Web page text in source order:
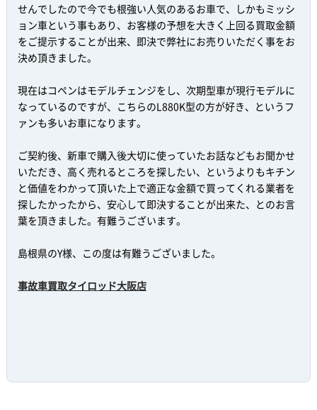
せんでしたので今でも根強い人気のあるお車で、しかもミッシ
ョン車という事もあり、お客様の予想を大きく上回る買取金額
をご提示することが出来、即決で弊社にお売りいただく事をお
決め頂きました。
現在はコペンはモデルチェンジをし、次期型車が現行モデルに
なっているのですが、こちらのL880K型の方が好き、というフ
ァンも多いお車になります。
ご契約後、新車で購入後大切に使っていたお話などもお聞かせ
いただき、高く売れるところを探したい、というよりもキチン
と価値をわかって頂いた上で適正な金額で買ってくれる業者を
探したかったから、安心して即決することが出来た、とのお言
葉を頂きました。有難うございます。
島根県のY様、この度は有難うございました。
事故車買取タイロッド大阪店